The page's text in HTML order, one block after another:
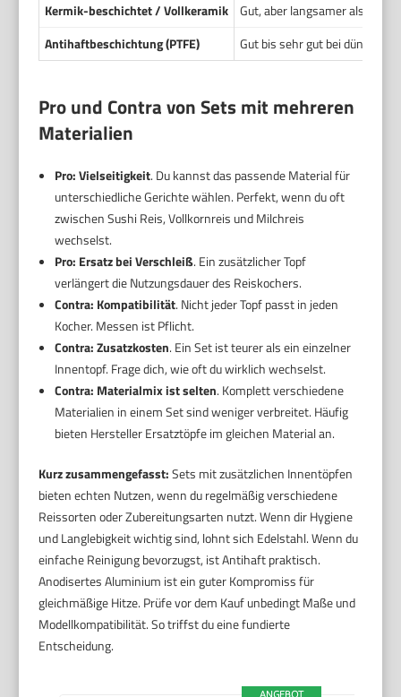
Kermik-beschichtet / Vollkeramik
Gut, aber langsamer als
Antihaftbeschichtung (PTFE)
Gut bis sehr gut bei dünner
Pro und Contra von Sets mit mehreren
Materialien
Pro: Vielseitigkeit. Du kannst das passende Material für
unterschiedliche Gerichte wählen. Perfekt, wenn du oft
zwischen Sushi Reis, Vollkornreis und Milchreis
wechselst.
Pro: Ersatz bei Verschleiß. Ein zusätzlicher Topf
verlängert die Nutzungsdauer des Reiskochers.
Contra: Kompatibilität. Nicht jeder Topf passt in jeden
Kocher. Messen ist Pflicht.
Contra: Zusatzkosten. Ein Set ist teurer als ein einzelner
Innentopf. Frage dich, wie oft du wirklich wechselst.
Contra: Materialmix ist selten. Komplett verschiedene
Materialien in einem Set sind weniger verbreitet. Häufig
bieten Hersteller Ersatztöpfe im gleichen Material an.
Kurz zusammengefasst:Sets mit zusätzlichen Innentöpfen
bieten echten Nutzen, wenn du regelmäßig verschiedene
Reissorten oder Zubereitungsarten nutzt. Wenn dir Hygiene
und Langlebigkeit wichtig sind, lohnt sich Edelstahl. Wenn du
einfache Reinigung bevorzugst, ist Antihaft praktisch.
Anodisertes Aluminium ist ein guter Kompromiss für
gleichmäßige Hitze. Prüfe vor dem Kauf unbedingt Maße und
Modellkompatibilität. So triffst du eine fundierte
Entscheidung.
ANGEBOT